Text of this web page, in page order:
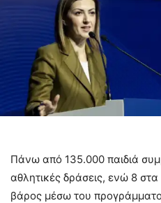
Πάνω από 135.000 παιδιά
αθλητικές δράσεις, ενώ 8
βάρος μέσω του